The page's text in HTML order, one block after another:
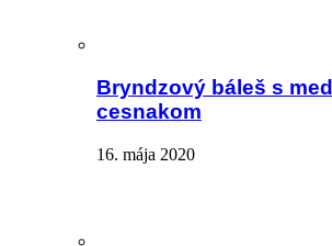
Bryndzový báleš s
cesnakom
16. mája 2020